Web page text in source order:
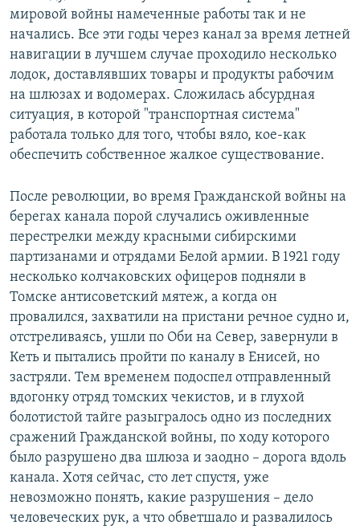
мировой войны намеченные работы так и не
начались. Все эти годы через канал за время летней
навигации в лучшем случае проходило несколько
лодок, доставлявших товары и продукты рабочим
на шлюзах и водомерах. Сложилась абсурдная
ситуация, в которой "транспортная система"
работала только для того, чтобы вяло, кое-как
обеспечить собственное жалкое существование.
После революции, во время Гражданской войны на
берегах канала порой случались оживленные
перестрелки между красными сибирскими
партизанами и отрядами Белой армии. В 1921 году
несколько колчаковских офицеров подняли в
Томске антисоветский мятеж, а когда он
провалился, захватили на пристани речное судно и,
отстреливаясь, ушли по Оби на Север, завернули в
Кеть и пытались пройти по каналу в Енисей, но
застряли. Тем временем подоспел отправленный
вдогонку отряд томских чекистов, и в глухой
болотистой тайге разыгралось одно из последних
сражений Гражданской войны, по ходу которого
было разрушено два шлюза и заодно – дорога вдоль
канала. Хотя сейчас, сто лет спустя, уже
невозможно понять, какие разрушения – дело
человеческих рук, а что обветшало и развалилось